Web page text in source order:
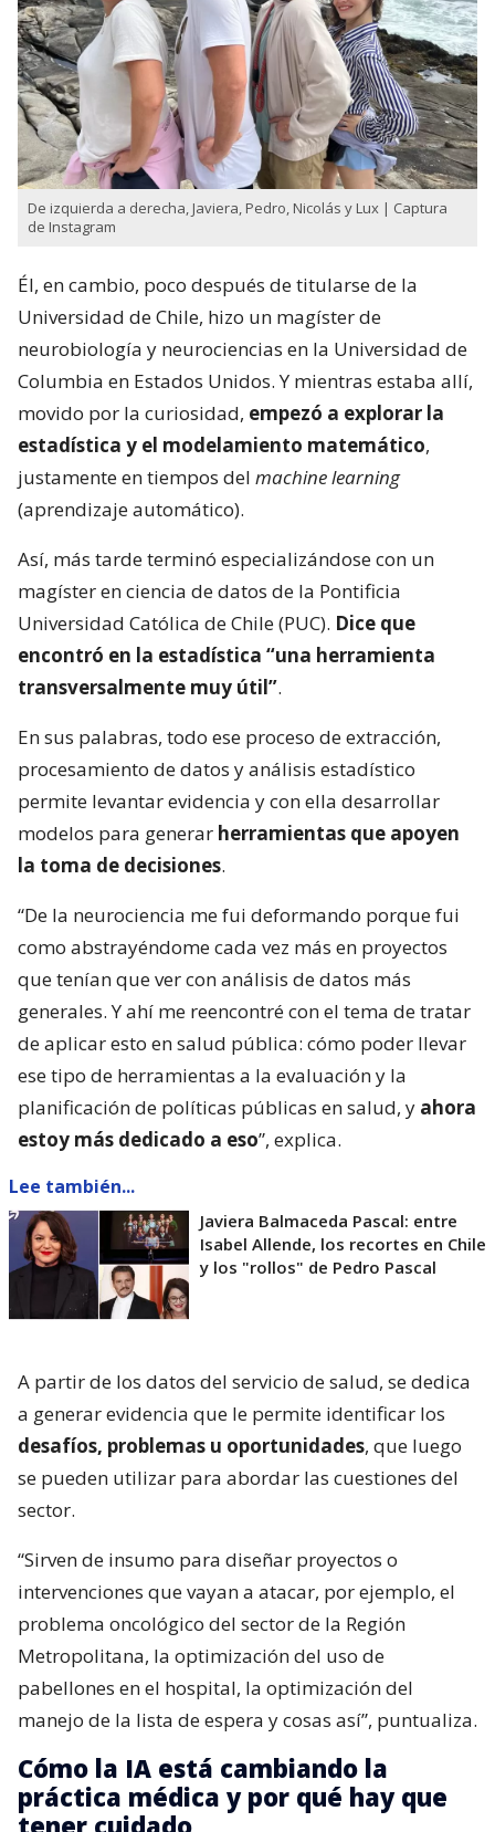
De izquierda a derecha, Javiera, Pedro, Nicolás y Lux | Captura
de Instagram
Él, en cambio, poco después de titularse de la
Universidad de Chile, hizo un magíster de
neurobiología y neurociencias en la Universidad de
Columbia en Estados Unidos. Y mientras estaba allí,
movido por la curiosidad, empezó a explorar la
estadística y el modelamiento matemático,
justamente en tiempos del machine learning
(aprendizaje automático).
Así, más tarde terminó especializándose con un
magíster en ciencia de datos de la Pontificia
Universidad Católica de Chile (PUC). Dice que
encontró en la estadística “una herramienta
transversalmente muy útil”.
En sus palabras, todo ese proceso de extracción,
procesamiento de datos y análisis estadístico
permite levantar evidencia y con ella desarrollar
modelos para generar herramientas que apoyen
la toma de decisiones.
“De la neurociencia me fui deformando porque fui
como abstrayéndome cada vez más en proyectos
que tenían que ver con análisis de datos más
generales. Y ahí me reencontré con el tema de tratar
de aplicar esto en salud pública: cómo poder llevar
ese tipo de herramientas a la evaluación y la
planificación de políticas públicas en salud, y ahora
estoy más dedicado a eso”, explica.
Lee también...
Javiera Balmaceda Pascal: entre
Isabel Allende, los recortes en Chile
y los "rollos" de Pedro Pascal
A partir de los datos del servicio de salud, se dedica
a generar evidencia que le permite identificar los
desafíos, problemas u oportunidades, que luego
se pueden utilizar para abordar las cuestiones del
sector.
“Sirven de insumo para diseñar proyectos o
intervenciones que vayan a atacar, por ejemplo, el
problema oncológico del sector de la Región
Metropolitana, la optimización del uso de
pabellones en el hospital, la optimización del
manejo de la lista de espera y cosas así”, puntualiza.
Cómo la IA está cambiando la
práctica médica y por qué hay que